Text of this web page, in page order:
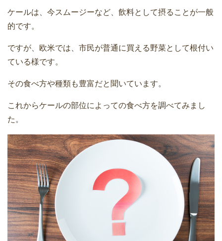
ケールは、今スムージーなど、飲料として摂ることが一般
的です。
ですが、欧米では、市民が普通に買える野菜として根付い
ている様です。
その食べ方や種類も豊富だと聞いています。
これからケールの部位によっての食べ方を調べてみまし
た。